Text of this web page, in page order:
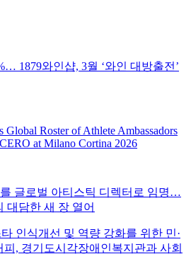
1879와인샵, 3월 ‘와인 대방출전’
Global Roster of Athlete Ambassadors
at Milano Cortina 2026
를 글로벌 아티스틱 디렉터로 임명…
대담한 새 장 열어
인식개선 및 역량 강화를 위한 민·
, 경기도시각장애인복지관과 사회